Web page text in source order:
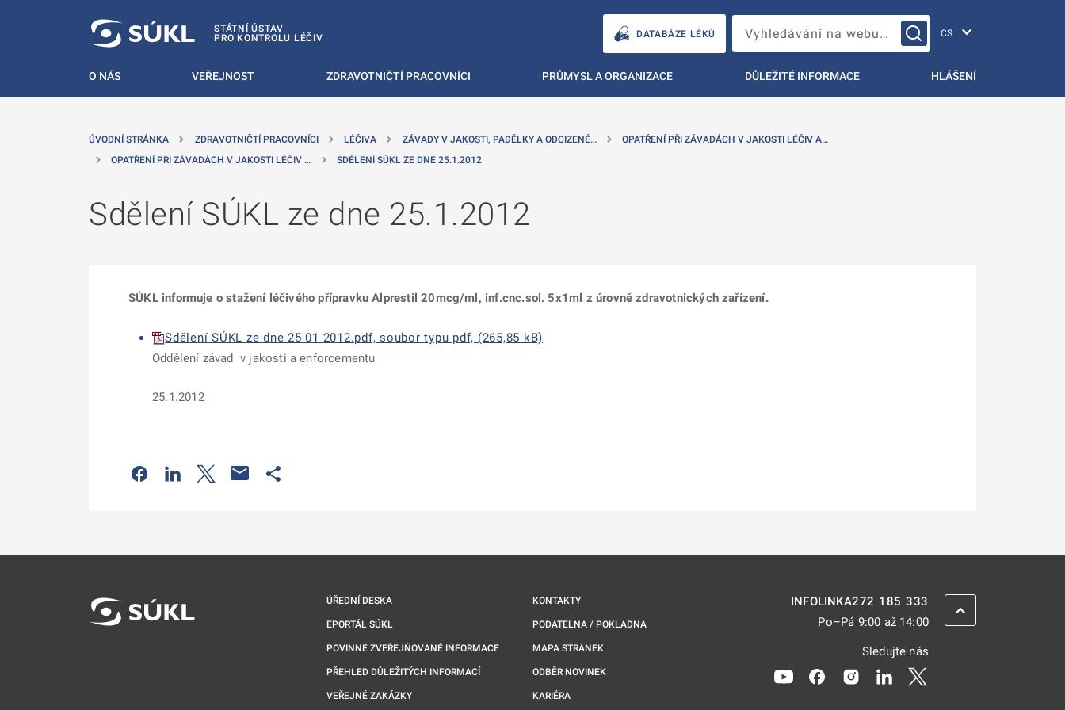
STÁTNÍ ÚSTAV
PRO KONTROLU LÉČIV
DATABÁZE LÉKŮ Vyhledávání na webu…
O NÁS VEŘEJNOST ZDRAVOTNIČTÍ PRACOVNÍCI PRŮMYSL A ORGANIZACE DŮLEŽITÉ INFORMACE HLÁŠENÍ
ÚVODNÍ STRÁNKA ZDRAVOTNIČTÍ PRACOVNÍCI LÉČIVA ZÁVADY V JAKOSTI, PADĚLKY A ODCIZENÉ…
OPATŘENÍ PŘI ZÁVADÁCH V JAKOSTI LÉČIV A…
OPATŘENÍ PŘI ZÁVADÁCH V JAKOSTI LÉČIV …
SDĚLENÍ SÚKL ZE DNE 25.1.2012
Sdělení SÚKL ze dne 25.1.2012
SÚKL informuje o stažení léčivého přípravku Alprestil 20mcg/ml, inf.cnc.sol. 5x1ml z úrovně zdravotnických zařízení.
Sdělení SÚKL ze dne 25 01 2012.pdf, soubor typu pdf, (265,85 kB)
Oddělení závad v jakosti a enforcementu
25.1.2012
Odkaz se otevře na nové kartě
Odkaz se otevře na nové kartě
Odkaz se otevře na nové kartě
ÚŘEDNÍ DESKA
EPORTÁL SÚKL
POVINNĚ ZVEŘEJŇOVANÉ INFORMACE
PŘEHLED DŮLEŽITÝCH INFORMACÍ
VEŘEJNÉ ZAKÁZKY
KONTAKTY
PODATELNA / POKLADNA
MAPA STRÁNEK
ODBĚR NOVINEK
KARIÉRA
INFOLINKA272 185 333
Po–Pá 9:00 až 14:00
Sledujte nás
Odkaz se otevře na nové kartě
Odkaz se otevře na nové kartě
Odkaz se otevře na nové kartě
Odkaz se otevře na nové
ZPĚT NAHORU